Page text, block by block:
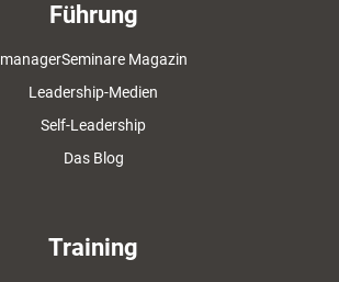
Führung
managerSeminare Magazin
Leadership-Medien
Self-Leadership
Das Blog
Training